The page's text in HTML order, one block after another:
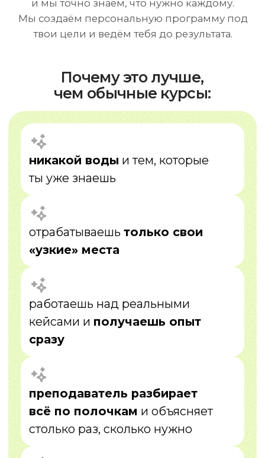
Анализ
узнаем твои цели и уровень знаний
02
План
составляем персональную
программу для тебя
Обучение 1:1
занятия онлайн + отработка знаний +
практика
04
Реальные кейсы
работаешь не «на примерах»,
а на практике
05
Доп. модули
самостоятельно обучения